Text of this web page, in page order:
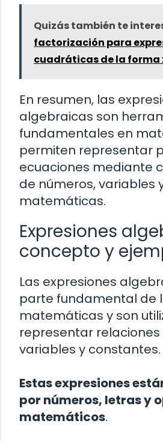
Quizás también te
factorización para
cuadráticas de la forma
En resumen, las
algebraicas son
fundamentales en
permiten representar
ecuaciones mediante
de números, variables
matemáticas.
Expresiones
concepto y
Las expresiones
parte fundamental de
matemáticas y son
representar
variables y constantes.
Estas expresiones
por números, letras y
matemáticos.